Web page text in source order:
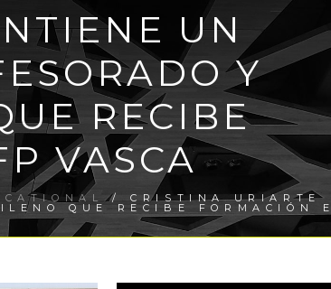
UN
Y
RECIBE
VASCA
/ CRISTINA URIARTE
QUE RECIBE FORMACIÓN